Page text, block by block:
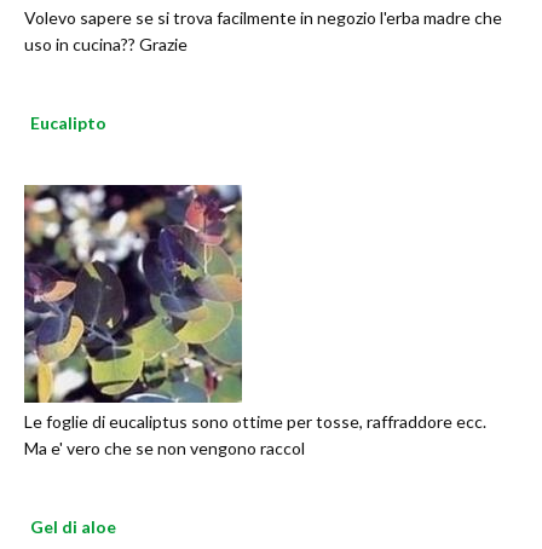
Volevo sapere se si trova facilmente in negozio l'erba madre che
uso in cucina?? Grazie
Eucalipto
Le foglie di eucaliptus sono ottime per tosse, raffraddore ecc.
Ma e' vero che se non vengono raccol
Gel di aloe